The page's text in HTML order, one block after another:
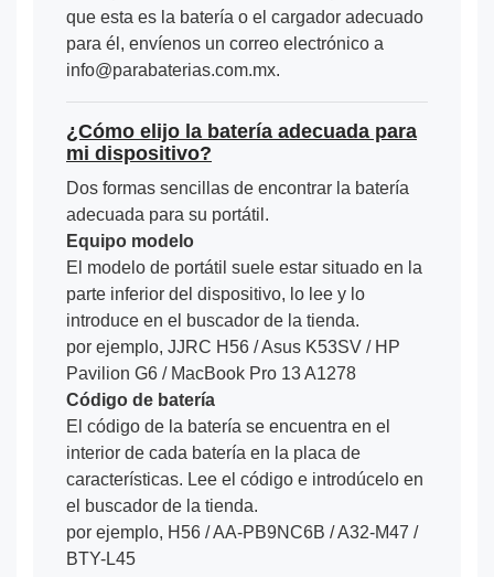
que esta es la batería o el cargador adecuado
para él, envíenos un correo electrónico a
info@parabaterias.com.mx.
¿Cómo elijo la batería adecuada para
mi dispositivo?
Dos formas sencillas de encontrar la batería
adecuada para su portátil.
Equipo modelo
El modelo de portátil suele estar situado en la
parte inferior del dispositivo, lo lee y lo
introduce en el buscador de la tienda.
por ejemplo, JJRC H56 / Asus K53SV / HP
Pavilion G6 / MacBook Pro 13 A1278
Código de batería
El código de la batería se encuentra en el
interior de cada batería en la placa de
características. Lee el código e introdúcelo en
el buscador de la tienda.
por ejemplo, H56 / AA-PB9NC6B / A32-M47 /
BTY-L45